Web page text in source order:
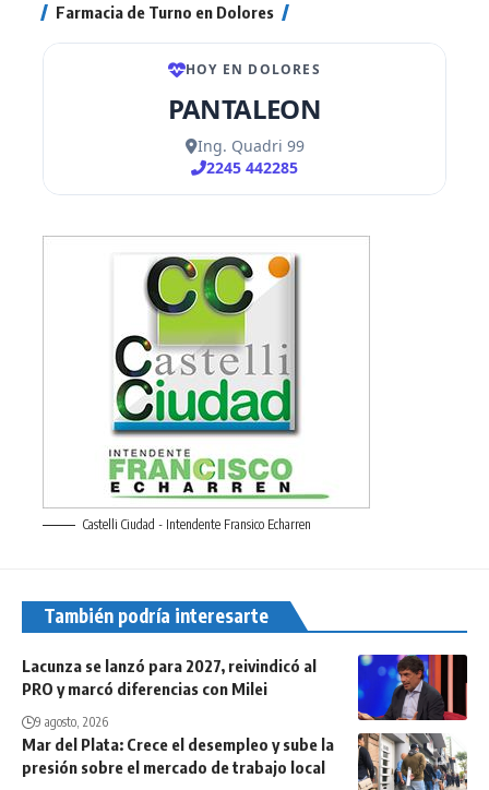
Farmacia de Turno en Dolores
Castelli Ciudad - Intendente Fransico Echarren
También podría interesarte
Lacunza se lanzó para 2027, reivindicó al
PRO y marcó diferencias con Milei
9 agosto, 2026
Mar del Plata: Crece el desempleo y sube la
presión sobre el mercado de trabajo local